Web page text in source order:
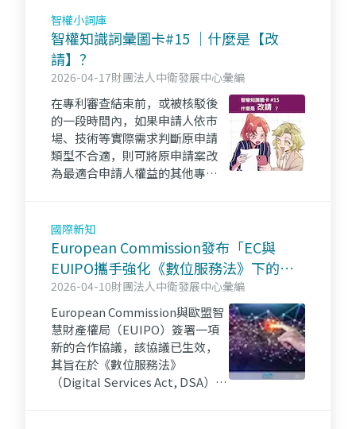
智權小詞庫
智權知識詞彙圖卡#15 ｜什麼是【改
請】？
2026-04-17財團法人中衛發展中心彙編
在專利審查結束前，或被核駁後
的一段時間內，如果申請人依市
場、技術等實際需求判斷原申請
類型不合適，則可將原申請案改
為最適合申請人權益的其他專利
日。👉點進來看更多～iPKM資源
一把抓！！
國際新知
European Commission發布「EC與
EUIPO攜手強化《數位服務法》下的智
權執法」報導
2026-04-10財團法人中衛發展中心彙編
European Commission與歐盟智
慧財產權局（EUIPO）簽署一項
新的合作協議，該協議已生效，
其旨在於《數位服務法》
（Digital Services Act, DSA）之